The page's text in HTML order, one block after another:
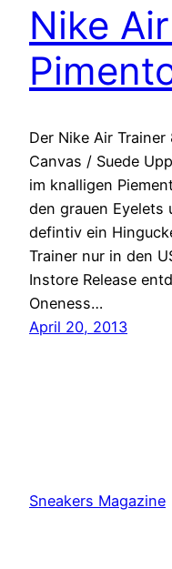
Nike
Der Nike Air
Canvas / Suede
im knalligen
den grauen Eyelets
defintiv ein
Trainer nur in den
Instore Release
Oneness…
April 20, 2013
Sneakers Magazine